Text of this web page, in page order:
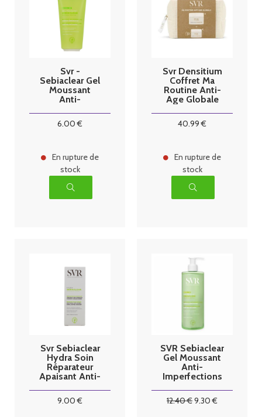
Svr -
Sebiaclear Gel
Moussant
Anti-
6.00 €
En rupture de
stock
Svr Densitium
Coffret Ma
Routine Anti-
Age Globale
40.99 €
En rupture de
stock
Svr Sebiaclear
Hydra Soin
Réparateur
Apaisant Anti-
9.00 €
SVR Sebiaclear
Gel Moussant
Anti-
Imperfections
12.40€9.30 €